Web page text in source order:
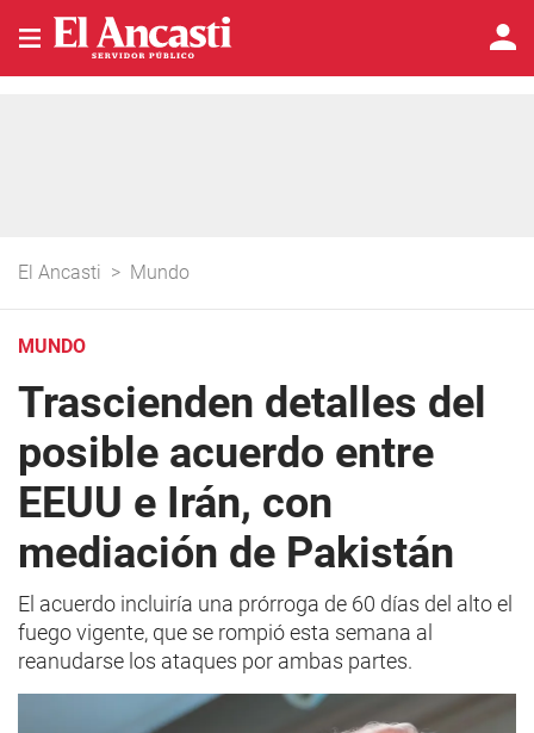
El Ancasti > Mundo
MUNDO
Trascienden detalles del
posible acuerdo entre
EEUU e Irán, con
mediación de Pakistán
El acuerdo incluiría una prórroga de 60 días del alto el
fuego vigente, que se rompió esta semana al
reanudarse los ataques por ambas partes.